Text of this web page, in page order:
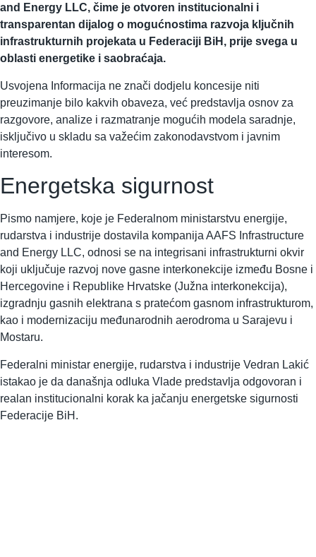
and Energy LLC, čime je otvoren institucionalni i
transparentan dijalog o mogućnostima razvoja ključnih
infrastrukturnih projekata u Federaciji BiH, prije svega u
oblasti energetike i saobraćaja.
Usvojena Informacija ne znači dodjelu koncesije niti
preuzimanje bilo kakvih obaveza, već predstavlja osnov za
razgovore, analize i razmatranje mogućih modela saradnje,
isključivo u skladu sa važećim zakonodavstvom i javnim
interesom.
Energetska sigurnost
Pismo namjere, koje je Federalnom ministarstvu energije,
rudarstva i industrije dostavila kompanija AAFS Infrastructure
and Energy LLC, odnosi se na integrisani infrastrukturni okvir
koji uključuje razvoj nove gasne interkonekcije između Bosne i
Hercegovine i Republike Hrvatske (Južna interkonekcija),
izgradnju gasnih elektrana s pratećom gasnom infrastrukturom,
kao i modernizaciju međunarodnih aerodroma u Sarajevu i
Mostaru.
Federalni ministar energije, rudarstva i industrije Vedran Lakić
istakao je da današnja odluka Vlade predstavlja odgovoran i
realan institucionalni korak ka jačanju energetske sigurnosti
Federacije BiH.